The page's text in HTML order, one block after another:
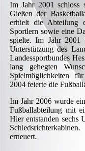
Im Jahr 2001 schloss
Gießen der
erhielt die Abteilung
Sportlern sowie eine
spielte. Im Jahr 2001
Unterstützung des
Landessportbundes
lang gehegten
Spielmöglichkeiten
2004 feierte die
Im Jahr 2006 wurde
Fußballabteilung mit
Hier entstanden sechs
erneuert.